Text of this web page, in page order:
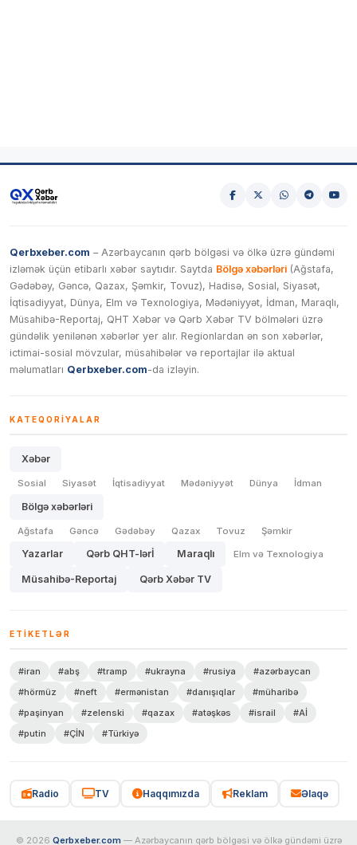
Qerbxeber.com – Azərbaycanın qərb bölgəsi və ölkə üzrə gündəmi
izləmək üçün etibarlı xəbər saytıdır. Saytda Bölgə xəbərləri (Ağstafa,
Gədəbəy, Gəncə, Qazax, Şəmkir, Tovuz), Hadisə, Sosial, Siyasət,
İqtisadiyyat, Dünya, Elm və Texnologiya, Mədəniyyət, İdman, Maraqlı,
Müsahibə-Reportaj, QHT Xəbər və Qərb Xəbər TV bölmələri üzrə
gündəlik yenilənən xəbərlər yer alır. Regionlardan ən son xəbərlər,
ictimai-sosial mövzular, müsahibələr və reportajlar ilə aktual
məlumatları Qerbxeber.com-da izləyin.
KATEQORIYALAR
Xəbər
Sosial Siyasət İqtisadiyyat Mədəniyyət Dünya İdman
Bölgə xəbərləri
Ağstafa Gəncə Gədəbəy Qazax Tovuz Şəmkir
Yazarlar Qərb QHT-lərİ Maraqlı Elm və Texnologiya
Müsahibə-Reportaj Qərb Xəbər TV
ETIKETLƏR
#iran #abş #tramp #ukrayna #rusiya
#azərbaycan
#hörmüz
#neft #ermənistan #danışıqlar
#müharibə
#paşinyan
#zelenski #qazax #atəşkəs #israil
#Aİ
#putin
#ÇİN #Türkiyə
Radio TV Haqqımızda Reklam Əlaqə
© 2026 Qerbxeber.com — Azərbaycanın qərb bölgəsi və ölkə gündəmi üzrə